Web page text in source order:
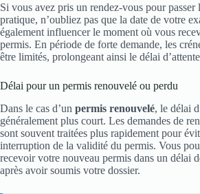
Si vous avez pris un rendez-vous pour passer
pratique, n’oubliez pas que la date de votre
également influencer le moment où vous
permis. En période de forte demande, les
être limités, prolongeant ainsi le délai
Délai pour un permis renouvelé ou perdu
Dans le cas d’un permis renouvelé, le délai
généralement plus court. Les demandes de
sont souvent traitées plus rapidement pour
interruption de la validité du permis. Vous
recevoir votre nouveau permis dans un délai
après avoir soumis votre dossier.